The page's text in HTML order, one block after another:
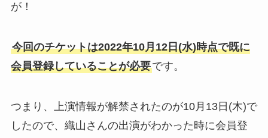
が！
今回のチケットは2022年10月12日(水)時点で既に
会員登録していることが必要です。
つまり、上演情報が解禁されたのが10月13日(木)で
したので、織山さんの出演がわかった時に会員登